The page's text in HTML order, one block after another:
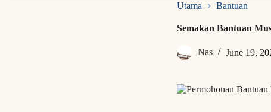
Utama Bantuan
Semakan Bantuan
Nas June 19,